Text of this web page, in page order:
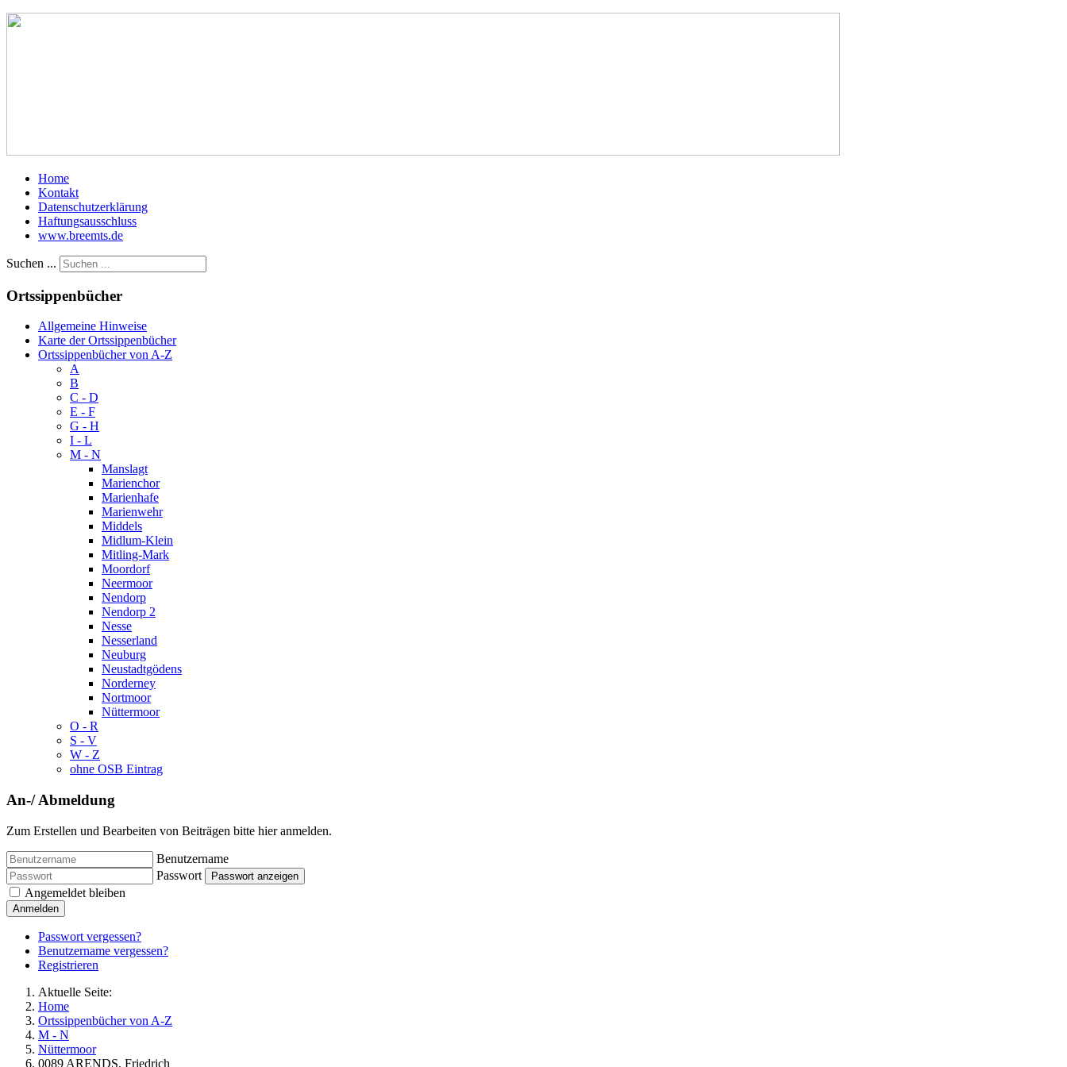
Home
Kontakt
Datenschutzerklärung
Haftungsausschluss
www.breemts.de
Suchen ...
Ortssippenbücher
Allgemeine Hinweise
Karte der Ortssippenbücher
Ortssippenbücher von A-Z
A
B
C - D
E - F
G - H
I - L
M - N
Manslagt
Marienchor
Marienhafe
Marienwehr
Middels
Midlum-Klein
Mitling-Mark
Moordorf
Neermoor
Nendorp
Nendorp 2
Nesse
Nesserland
Neuburg
Neustadtgödens
Norderney
Nortmoor
Nüttermoor
O - R
S - V
W - Z
ohne OSB Eintrag
An-/ Abmeldung
Zum Erstellen und Bearbeiten von Beiträgen bitte hier anmelden.
Benutzername
Passwort
Passwort anzeigen
Angemeldet bleiben
Anmelden
Passwort vergessen?
Benutzername vergessen?
Registrieren
Aktuelle Seite:
Home
Ortssippenbücher von A-Z
M - N
Nüttermoor
0089 ARENDS, Friedrich